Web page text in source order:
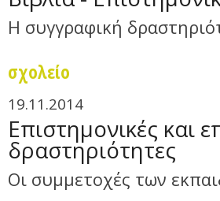
Η συγγραφική
σχολείο
19.11.2014
Επιστημονικές και
δραστηριότητες
Οι συμμετοχές των